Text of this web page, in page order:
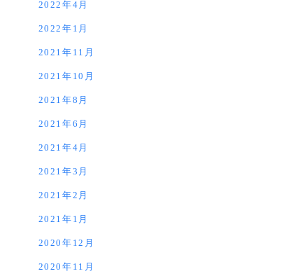
2022年4月
2022年1月
2021年11月
2021年10月
2021年8月
2021年6月
2021年4月
2021年3月
2021年2月
2021年1月
2020年12月
2020年11月